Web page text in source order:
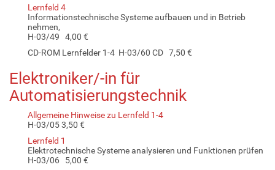
Lernfeld 4
Informationstechnische Systeme aufbauen und in Betrieb
nehmen,
H-03/49 4,00 €
CD-ROM Lernfelder 1-4 H-03/60 CD 7,50 €
Elektroniker/-in für
Automatisierungstechnik
Allgemeine Hinweise zu Lernfeld 1-4
H-03/05 3,50 €
Lernfeld 1
Elektrotechnische Systeme analysieren und Funktionen prüfen
H-03/06 5,00 €